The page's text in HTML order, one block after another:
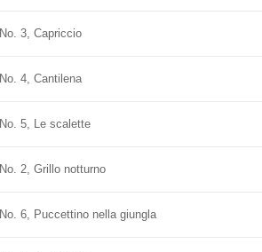
No. 3, Capriccio
No. 4, Cantilena
No. 5, Le scalette
No. 2, Grillo notturno
No. 6, Puccettino nella giungla